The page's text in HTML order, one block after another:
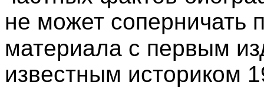
не может соперничать
материала с первым
известным историком